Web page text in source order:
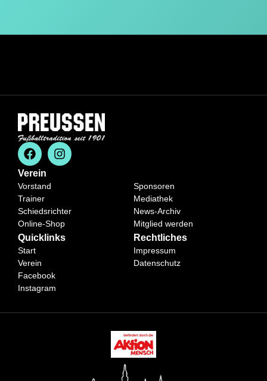
Quicklinks
Start
Verein
Facebook
Instagram
Verein
Vorstand
Trainer
Schiedsrichter
Online-Shop
Sponsoren
Mediathek
News-Archiv
Mitglied werden
Rechtliches
Impressum
Datenschutz